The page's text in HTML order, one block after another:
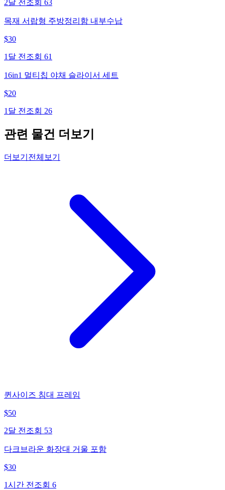
2달 전 조회 63
목재 서랍형 주방정리함 내부수납
$30
1달 전 조회 61
16in1 멀티칩 야채 슬라이서 세트
$20
1달 전 조회 26
관련 물건 더보기
더보기 전체보기
퀸사이즈 침대 프레임
$50
2달 전 조회 53
다크브라운 화장대 거울 포함
$30
1시간 전 조회 6